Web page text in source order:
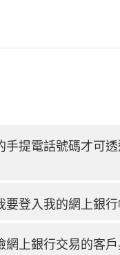
提電話號碼才可
登入我的網上銀
上銀行交易的客